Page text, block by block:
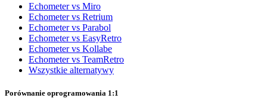
Echometer vs Miro
Echometer vs Retrium
Echometer vs Parabol
Echometer vs EasyRetro
Echometer vs Kollabe
Echometer vs TeamRetro
Wszystkie alternatywy
Porównanie oprogramowania 1:1